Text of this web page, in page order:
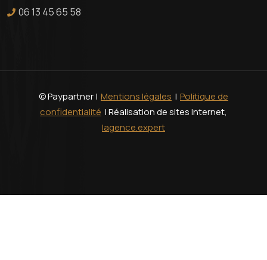
06 13 45 65 58
© Paypartner | Mentions légales | Politique de
confidentialité | Réalisation de sites Internet,
lagence.expert